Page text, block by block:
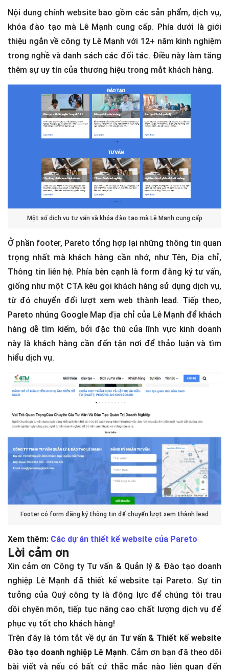
Nội dung chính website bao gồm các sản phẩm, dịch vụ,
khóa đào tạo mà Lê Mạnh cung cấp. Phía dưới là giới
thiệu ngắn về công ty Lê Mạnh với 12+ năm kinh nghiệm
trong nghề và danh sách các đối tác. Điều này làm tăng
thêm sự uy tín của thương hiệu trong mắt khách hàng.
Một số dịch vụ tư vấn và khóa đào tạo mà Lê Mạnh cung cấp
Ở phần footer, Pareto tổng hợp lại những thông tin quan
trọng nhất mà khách hàng cần nhớ, như Tên, Địa chỉ,
Thông tin liên hệ. Phía bên cạnh là form đăng ký tư vấn,
giống như một CTA kêu gọi khách hàng sử dụng dịch vụ,
từ đó chuyển đổi lượt xem web thành lead. Tiếp theo,
Pareto nhúng Google Map địa chỉ của Lê Mạnh để khách
hàng dễ tìm kiếm, bởi đặc thù của lĩnh vực kinh doanh
này là khách hàng cần đến tận nơi để thảo luận và tìm
hiểu dịch vụ.
Footer có form đăng ký thông tin để chuyển lượt xem thành lead
Xem thêm: Các dự án thiết kế website của Pareto
Lời cảm ơn
Xin cảm ơn Công ty Tư vấn & Quản lý & Đào tạo doanh
nghiệp Lê Mạnh đã thiết kế website tại Pareto. Sự tin
tưởng của Quý công ty là động lực để chúng tôi trau
dồi chyên môn, tiếp tục nâng cao chất lượng dịch vụ để
phục vụ tốt cho khách hàng!
Trên đây là tóm tắt về dự án Tư vấn & Thiết kế website
Đào tạo doanh nghiệp Lê Mạnh. Cảm ơn bạn đã theo dõi
bài viết và nếu có bất cứ thắc mắc nào liên quan đến